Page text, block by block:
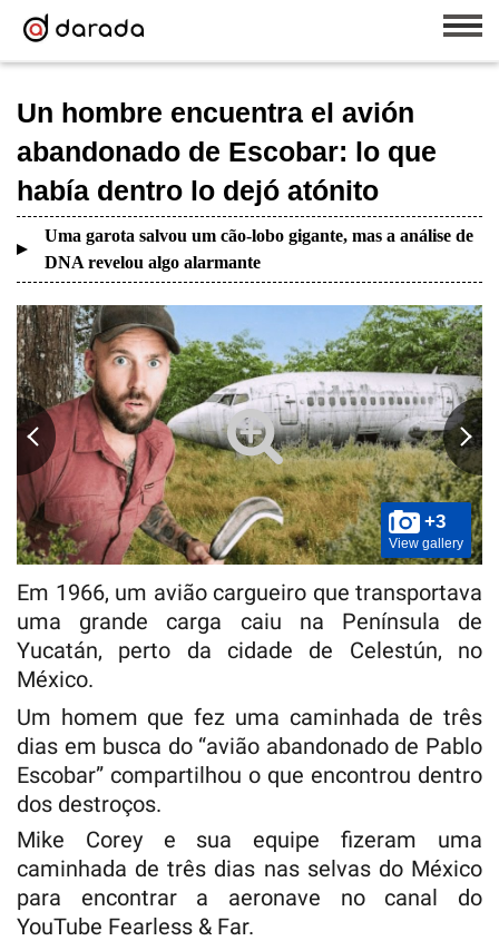
Un hombre encuentra el avión
abandonado de Escobar: lo que
había dentro lo dejó atónito
Uma garota salvou um cão-lobo gigante, mas a análise de
DNA revelou algo alarmante
+3
View gallery
Em 1966, um avião cargueiro que transportava
uma grande carga caiu na Península de
Yucatán, perto da cidade de Celestún, no
México.
Um homem que fez uma caminhada de três
dias em busca do “avião abandonado de Pablo
Escobar” compartilhou o que encontrou dentro
dos destroços.
Mike Corey e sua equipe fizeram uma
caminhada de três dias nas selvas do México
para encontrar a aeronave no canal do
YouTube Fearless & Far.